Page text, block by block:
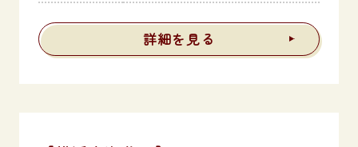
詳細を見る